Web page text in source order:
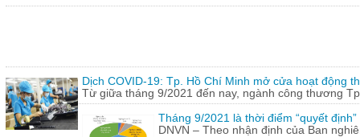
Dịch COVID-19: Tp. Hồ Chí Minh mở cửa hoạt động
Từ giữa tháng 9/2021 đến nay, ngành công thương
Tháng 9/2021 là thời điểm “quyết
DNVN – Theo nhận định của Ban